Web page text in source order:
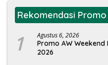
Rekomendasi Promo
1 Agustus 6, 2026
Promo AW Weekend
2026